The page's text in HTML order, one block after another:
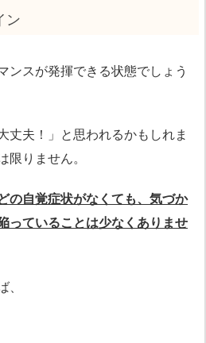
ン
ンスが発揮できる状態でしょう
丈夫！」と思われるかもしれま
限りません。
の自覚症状がなくても、気づか
っていることは少なくありませ